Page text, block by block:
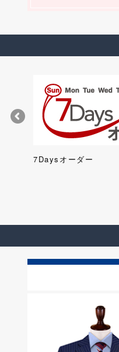
7Daysオーダー